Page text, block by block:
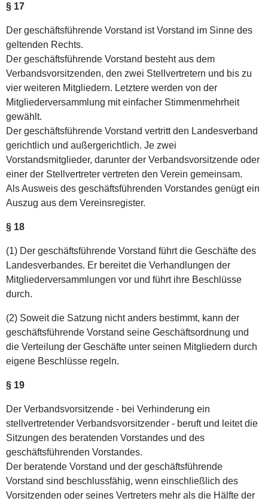
§ 17
Der geschäftsführende Vorstand ist Vorstand im Sinne des
geltenden Rechts.
Der geschäftsführende Vorstand besteht aus dem
Verbandsvorsitzenden, den zwei Stellvertretern und bis zu
vier weiteren Mitgliedern. Letztere werden von der
Mitgliederversammlung mit einfacher Stimmenmehrheit
gewählt.
Der geschäftsführende Vorstand vertritt den Landesverband
gerichtlich und außergerichtlich. Je zwei
Vorstandsmitglieder, darunter der Verbandsvorsitzende oder
einer der Stellvertreter vertreten den Verein gemeinsam.
Als Ausweis des geschäftsführenden Vorstandes genügt ein
Auszug aus dem Vereinsregister.
§ 18
(1) Der geschäftsführende Vorstand führt die Geschäfte des
Landesverbandes. Er bereitet die Verhandlungen der
Mitgliederversammlungen vor und führt ihre Beschlüsse
durch.
(2) Soweit die Satzung nicht anders bestimmt, kann der
geschäftsführende Vorstand seine Geschäftsordnung und
die Verteilung der Geschäfte unter seinen Mitgliedern durch
eigene Beschlüsse regeln.
§ 19
Der Verbandsvorsitzende - bei Verhinderung ein
stellvertretender Verbandsvorsitzender - beruft und leitet die
Sitzungen des beratenden Vorstandes und des
geschäftsführenden Vorstandes.
Der beratende Vorstand und der geschäftsführende
Vorstand sind beschlussfähig, wenn einschließlich des
Vorsitzenden oder seines Vertreters mehr als die Hälfte der